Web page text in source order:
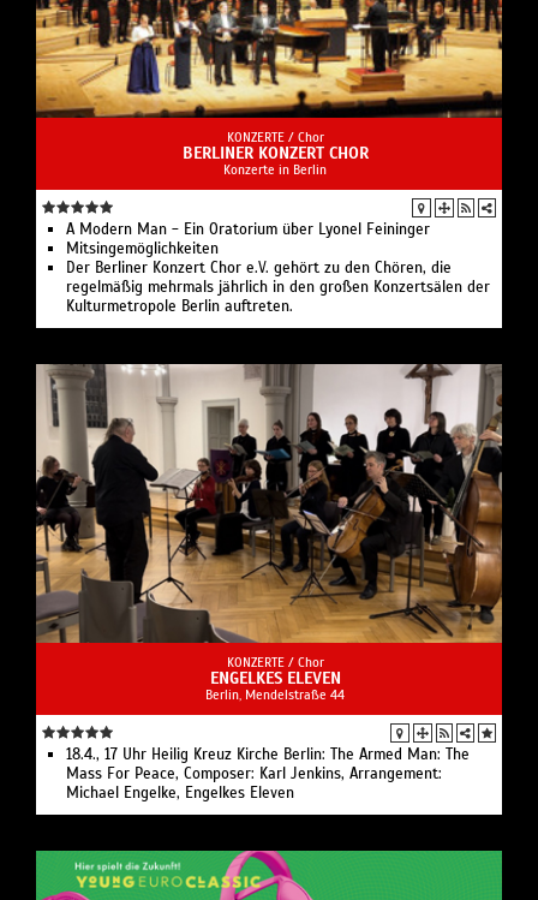
KONZERTE / Chor
BERLINER KONZERT CHOR
Konzerte in Berlin
A Modern Man - Ein Oratorium über Lyonel Feininger
Mitsingemöglichkeiten
Der Berliner Konzert Chor e.V. gehört zu den Chören, die
regelmäßig mehrmals jährlich in den großen Konzertsälen der
Kulturmetropole Berlin auftreten.
KONZERTE / Chor
ENGELKES ELEVEN
Berlin, Mendelstraße 44
18.4., 17 Uhr Heilig Kreuz Kirche Berlin: The Armed Man: The
Mass For Peace, Composer: Karl Jenkins, Arrangement:
Michael Engelke, Engelkes Eleven